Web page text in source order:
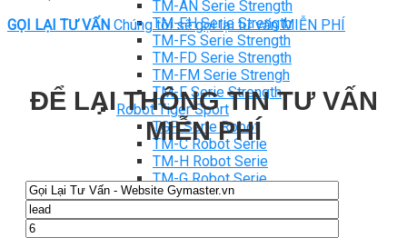
TM-AN Serie Strength
TM-FH Serie Strength
TM-FS Serie Strength
TM-FD Serie Strength
TM-FM Serie Strengh
TM-F Serie Strength
Robot Tiger Sport
TGP Serie Robot
TM-C Robot Serie
TM-H Robot Serie
TM-G Robot Serie
TM-PL Robot Serie
GỌI LẠI TƯ VẤN Chúng tôi sẽ gọi lại tư vấn MIỄN PHÍ
ĐỂ LẠI THÔNG TIN TƯ VẤN
MIỄN PHÍ